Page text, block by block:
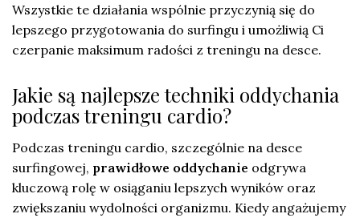
Wszystkie te działania wspólnie przyczynią się do
lepszego przygotowania do surfingu i umożliwią Ci
czerpanie maksimum radości z treningu na desce.
Jakie są najlepsze techniki oddychania
podczas treningu cardio?
Podczas treningu cardio, szczególnie na desce
surfingowej, prawidłowe oddychanie odgrywa
kluczową rolę w osiąganiu lepszych wyników oraz
zwiększaniu wydolności organizmu. Kiedy angażujemy